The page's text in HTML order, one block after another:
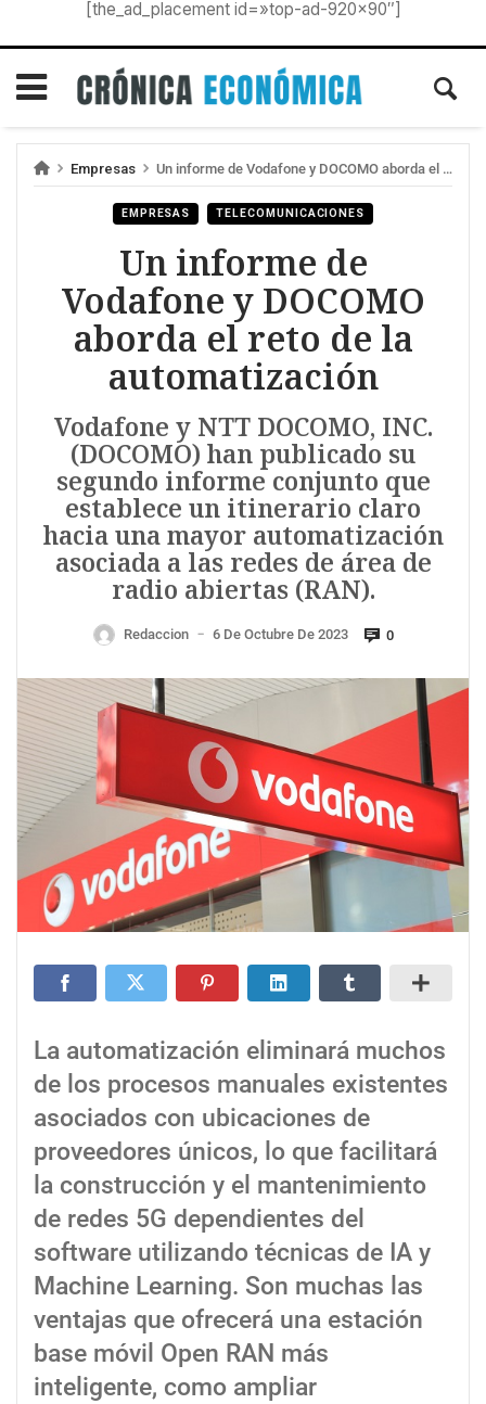
[the_ad_placement id=»top-ad-920×90″]
Empresas Un informe de Vodafone y DOCOMO aborda el reto de la automatización
EMPRESAS TELECOMUNICACIONES
Un informe de
Vodafone y DOCOMO
aborda el reto de la
automatización
Vodafone y NTT DOCOMO, INC.
(DOCOMO) han publicado su
segundo informe conjunto que
establece un itinerario claro
hacia una mayor automatización
asociada a las redes de área de
radio abiertas (RAN).
Redaccion — 6 De Octubre De 2023 0
La automatización eliminará muchos
de los procesos manuales existentes
asociados con ubicaciones de
proveedores únicos, lo que facilitará
la construcción y el mantenimiento
de redes 5G dependientes del
software utilizando técnicas de IA y
Machine Learning. Son muchas las
ventajas que ofrecerá una estación
base móvil Open RAN más
inteligente, como ampliar